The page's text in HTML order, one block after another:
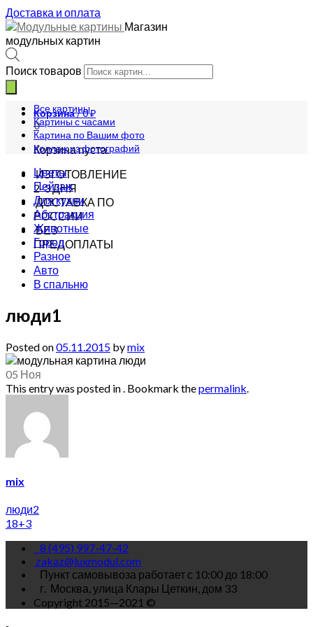
Доставка и оплата
Магазин
модульных картин
Поиск товаров
Корзина/0₽
0
Корзина пуста.
ИЗГОТОВЛЕНИЕ
2-3 ДНЯ
ДОСТАВКА ПО
РОССИИ
БЕЗ
ПРЕДОПЛАТЫ
Все картины
Картины с часами
Картина по Вашим фото
Коллаж из фотографий
Цветы
Пейзаж
Для кухни
Абстракция
Животные
Город
Разное
Авто
В спальню
люди1
Posted on05.11.2015 bymix
05 Ноя
This entry was posted in . Bookmark thepermalink.
mix
люди2
18+3
8 (495) 997-47-42
zakaz@luxmodul.com
Пункт самовывоза работает с 10:00 до 18:00
г. Москва, улица Клары Цеткин, дом 33
Copyright 2015—2021 ©